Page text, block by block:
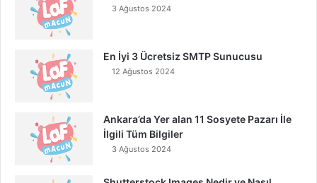
3 Ağustos 2024
En İyi 3 Ücretsiz SMTP Sunucusu
12 Ağustos 2024
Ankara’da Yer alan 11 Sosyete Pazarı İle
İlgili Tüm Bilgiler
3 Ağustos 2024